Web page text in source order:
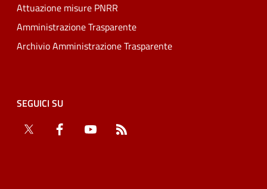
Attuazione misure PNRR
Amministrazione Trasparente
Archivio Amministrazione Trasparente
SEGUICI SU
Twitter
Facebook YouTube